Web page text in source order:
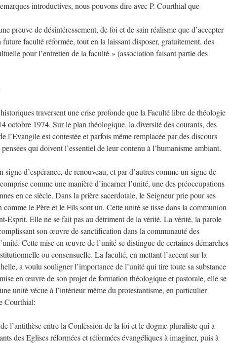
introductives, nous pouvons dire avec P. Courthial que
preuve de désintéressement, de foi et de sain réalisme que d’accepter
faculté réformée, tout en la laissant disposer, gratuitement, des
pour l’entretien de la faculté » (association faisant partie des
traversent une crise profonde que la Faculté libre de théologie
octobre 1974. Sur le plan théologique, la diversité des courants, des
l’Evangile est contestée et parfois même remplacée par des discours
qui doivent l’essentiel de leur contenu à l’humanisme ambiant.
signe d’espérance, de renouveau, et par d’autres comme un signe de
comme une manière d’incarner l’unité, une des préoccupations
en ce siècle. Dans la prière sacerdotale, le Seigneur prie pour ses
le Père et le Fils sont un. Cette unité se tisse dans la communion
Esprit. Elle ne se fait pas au détriment de la vérité. La vérité, la parole
son œuvre de sanctification dans la communauté des
Cette mise en œuvre de l’unité se distingue de certaines démarches
ou consensuelle. La faculté, en mettant l’accent sur la
a voulu souligner l’importance de l’unité qui tire toute sa substance
en œuvre de son projet de formation théologique et pastorale, elle se
unité vécue à l’intérieur même du protestantisme, en particulier
Courthial:
l’antithèse entre la Confession de la foi et le dogme pluraliste qui a
des Eglises réformées et réformées évangéliques à imaginer, puis à